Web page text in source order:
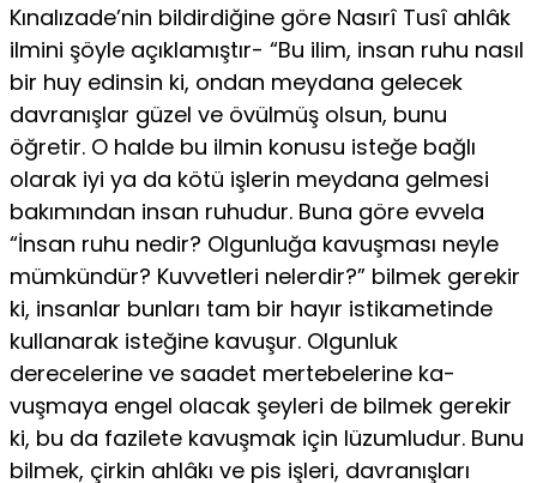
Kınalızade’nin bildirdiğine göre Nasırî Tusî ahlâk
ilmini şöyle açıklamıştır- “Bu ilim, insan ruhu nasıl
bir huy edinsin ki, ondan meydana gelecek
davranış­lar güzel ve övülmüş olsun, bunu
öğretir. O halde bu ilmin konusu isteğe bağlı
olarak iyi ya da kötü işlerin meydana gelmesi
bakımından insan ruhudur. Buna göre evvela
“İnsan ruhu nedir? Olgunluğa kavuşması neyle
mümkündür? Kuv­vetleri nelerdir?” bilmek gerekir
ki, insanlar bunları tam bir hayır istikametinde
kullanarak isteğine kavuşur. Olgunluk
derecelerine ve saadet mertebelerine ka­
vuşmaya engel olacak şeyleri de bilmek gerekir
ki, bu da fazilete kavuşmak için lüzumludur. Bunu
bilmek, çirkin ahlâkı ve pis işleri, davranışları